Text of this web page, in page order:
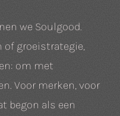
we Soulgood.
of groeistrategie,
om met
Voor merken, voor
begon als een